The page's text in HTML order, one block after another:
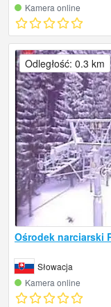
Kamera online
Ośrodek narciarski
Słowacja
Kamera online
Odległość: 0.3 km